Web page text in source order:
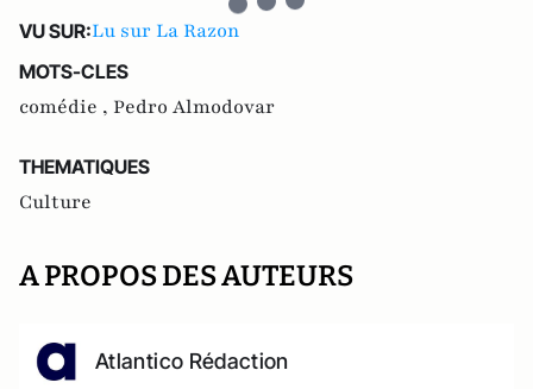
VU SUR:Lu sur La Razon
MOTS-CLES
comédie , Pedro Almodovar
THEMATIQUES
Culture
A PROPOS DES AUTEURS
Atlantico Rédaction